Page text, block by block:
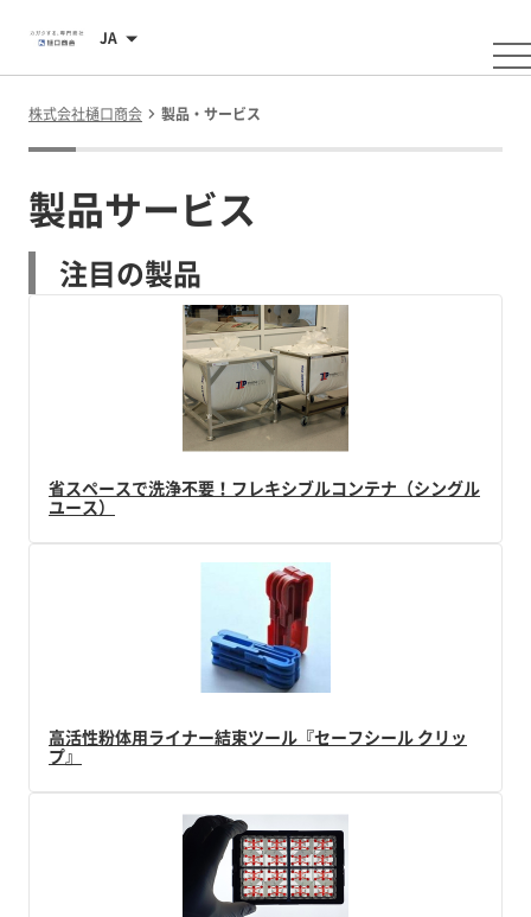
JA
株式会社樋口商会 製品・サービス
製品サービス
注目の製品
省スペースで洗浄不要！フレキシブルコンテナ（シングル
ユース）
高活性粉体用ライナー結束ツール『セーフシール クリッ
プ』